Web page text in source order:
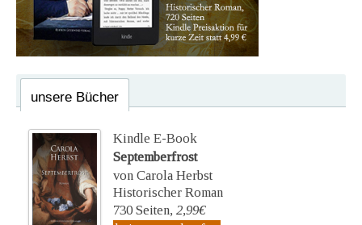
unsere Bücher
Kindle E-Book
Septemberfrost
von Carola Herbst
Historischer Roman
730 Seiten, 2,99€